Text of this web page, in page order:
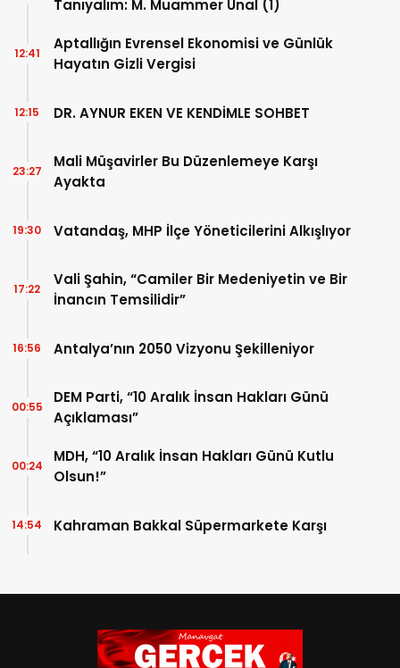
Tanıyalım: M. Muammer Ünal (1)
Aptallığın Evrensel Ekonomisi ve Günlük
Hayatın Gizli Vergisi
12:41
DR. AYNUR EKEN VE KENDİMLE SOHBET
12:15
Mali Müşavirler Bu Düzenlemeye Karşı
Ayakta
23:27
Vatandaş, MHP İlçe Yöneticilerini Alkışlıyor
19:30
Vali Şahin, “Camiler Bir Medeniyetin ve Bir
İnancın Temsilidir”
17:22
Antalya’nın 2050 Vizyonu Şekilleniyor
16:56
DEM Parti, “10 Aralık İnsan Hakları Günü
Açıklaması”
00:55
MDH, “10 Aralık İnsan Hakları Günü Kutlu
Olsun!”
00:24
Kahraman Bakkal Süpermarkete Karşı
14:54